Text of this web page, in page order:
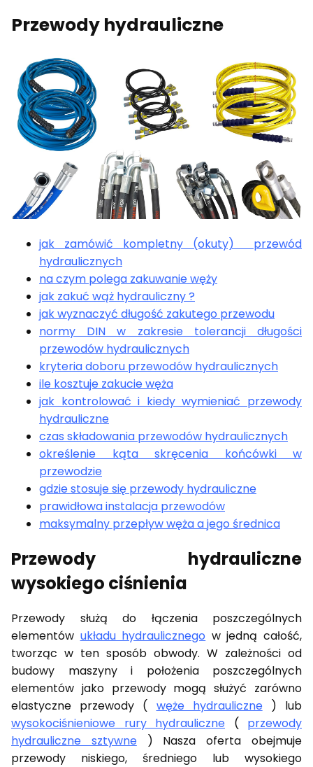
Przewody hydrauliczne
jak zamówić kompletny (okuty) przewód
hydraulicznych
na czym polega zakuwanie węży
jak zakuć wąż hydrauliczny ?
jak wyznaczyć długość zakutego przewodu
normy DIN w zakresie tolerancji długości
przewodów hydraulicznych
kryteria doboru przewodów hydraulicznych
ile kosztuje zakucie węża
jak kontrolować i kiedy wymieniać przewody
hydrauliczne
czas składowania przewodów hydraulicznych
określenie kąta skręcenia końcówki w
przewodzie
gdzie stosuje się przewody hydrauliczne
prawidłowa instalacja przewodów
maksymalny przepływ węża a jego średnica
Przewody hydrauliczne
wysokiego ciśnienia
Przewody służą do łączenia poszczególnych
elementów układu hydraulicznego w jedną całość,
tworząc w ten sposób obwody. W zależności od
budowy maszyny i położenia poszczególnych
elementów jako przewody mogą służyć zarówno
elastyczne przewody ( węże hydrauliczne) lub
wysokociśnieniowe rury hydrauliczne ( przewody
hydrauliczne sztywne
) Nasza oferta obejmuje
przewody niskiego, średniego lub wysokiego